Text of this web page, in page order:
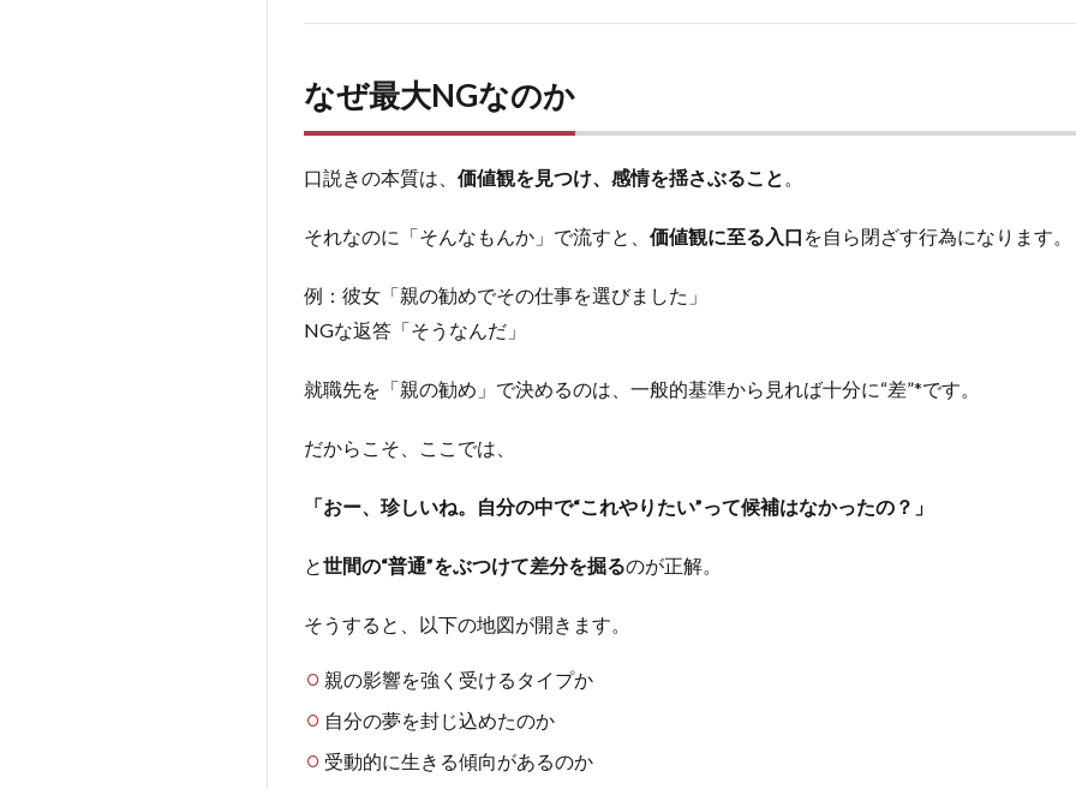
なぜ最大NGなのか
口説きの本質は、 価値観を見つけ、感情を揺さぶること 。
それなのに「そんなもんか」で流すと、 価値観に至る入口 を自ら閉ざす行為になります。
例：彼女「親の勧めでその仕事を選びました」
NGな返答「そうなんだ」
就職先を「親の勧め」で決めるのは、一般的基準から見れば十分に“差”*です。
だからこそ、ここでは、
「おー、珍しいね。自分の中で“これやりたい”って候補はなかったの？」
と世間の“普通”をぶつけて差分を掘るのが正解。
そうすると、以下の地図が開きます。
親の影響を強く受けるタイプか
自分の夢を封じ込めたのか
受動的に生きる傾向があるのか